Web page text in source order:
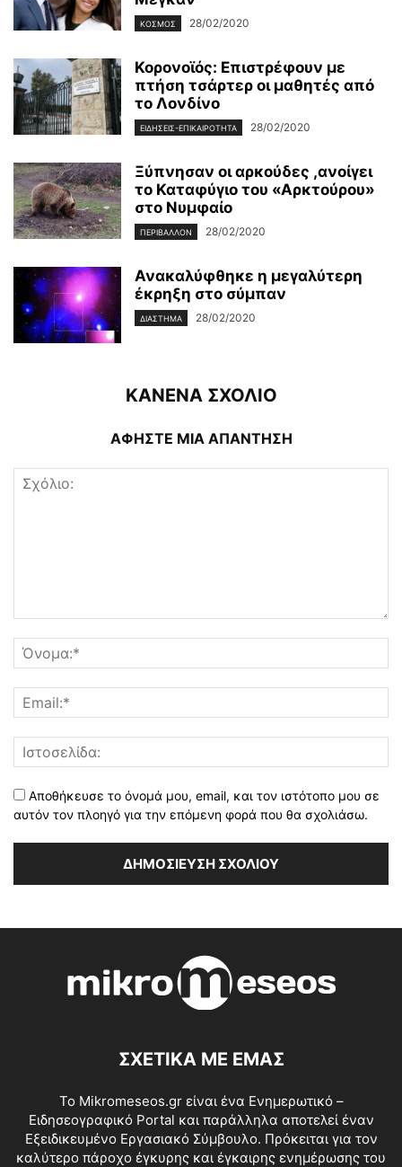
ΚΌΣΜΟΣ 28/02/2020
Κορονοϊός: Επιστρέφουν με
πτήση τσάρτερ οι μαθητές από
το Λονδίνο
ΕΙΔΉΣΕΙΣ-ΕΠΙΚΑΙΡΌΤΗΤΑ 28/02/2020
Ξύπνησαν οι αρκούδες ,ανοίγει
το Καταφύγιο του «Αρκτούρου»
στο Νυμφαίο
ΠΕΡΙΒΆΛΛΟΝ 28/02/2020
Ανακαλύφθηκε η μεγαλύτερη
έκρηξη στο σύμπαν
ΔΙΆΣΤΗΜΑ 28/02/2020
ΚΑΝΕΝΑ ΣΧΟΛΙΟ
ΑΦΗΣΤΕ ΜΙΑ ΑΠΑΝΤΗΣΗ
Αποθήκευσε το όνομά μου, email, και τον ιστότοπο μου σε
αυτόν τον πλοηγό για την επόμενη φορά που θα σχολιάσω.
ΣΧΕΤΙΚΑ ΜΕ ΕΜΑΣ
Το Mikromeseos.gr είναι ένα Ενημερωτικό –
Ειδησεογραφικό Portal και παράλληλα αποτελεί έναν
Εξειδικευμένο Εργασιακό Σύμβουλο. Πρόκειται για τον
καλύτερο πάροχο έγκυρης και έγκαιρης ενημέρωσης του